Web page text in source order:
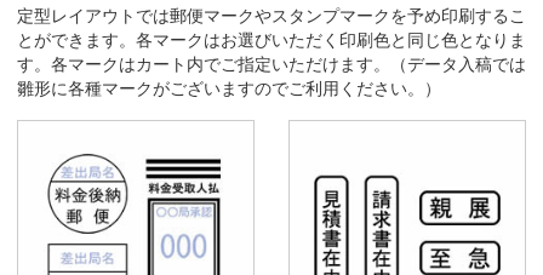
定型レイアウトでは郵便マークやスタンプマークを予め印刷するこ
とができます。各マークはお選びいただく印刷色と同じ色となりま
す。各マークはカート内でご指定いただけます。（データ入稿では
雛形に各種マークがございますのでご利用ください。）